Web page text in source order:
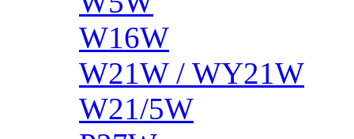
W16W
W21W / WY21W
W21/5W